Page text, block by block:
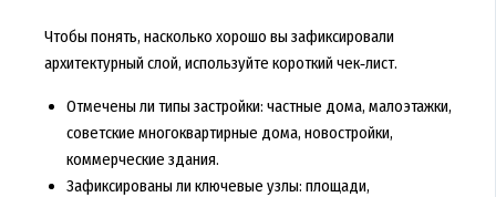
Чтобы понять, насколько хорошо вы зафиксировали
архитектурный слой, используйте короткий чек‑лист.
Отмечены ли типы застройки: частные дома, малоэтажки,
советские многоквартирные дома, новостройки,
коммерческие здания.
Зафиксированы ли ключевые узлы: площади,